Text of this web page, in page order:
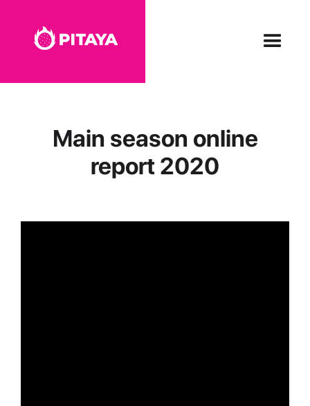
Main season online
report 2020